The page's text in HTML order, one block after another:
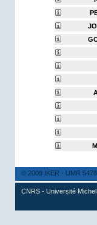
© 2009 IKER - UMR 5478
CNRS - Université